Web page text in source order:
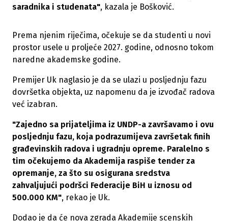
saradnika i studenata", kazala je Bošković.
Prema njenim riječima, očekuje se da studenti u novi
prostor usele u proljeće 2027. godine, odnosno tokom
naredne akademske godine.
Premijer Uk naglasio je da se ulazi u posljednju fazu
dovršetka objekta, uz napomenu da je izvođač radova
već izabran.
"Zajedno sa prijateljima iz UNDP-a završavamo i ovu
posljednju fazu, koja podrazumijeva završetak finih
građevinskih radova i ugradnju opreme. Paralelno s
tim očekujemo da Akademija raspiše tender za
opremanje, za što su osigurana sredstva
zahvaljujući podršci Federacije BiH u iznosu od
500.000 KM", rekao je Uk.
Dodao je da će nova zgrada Akademije scenskih